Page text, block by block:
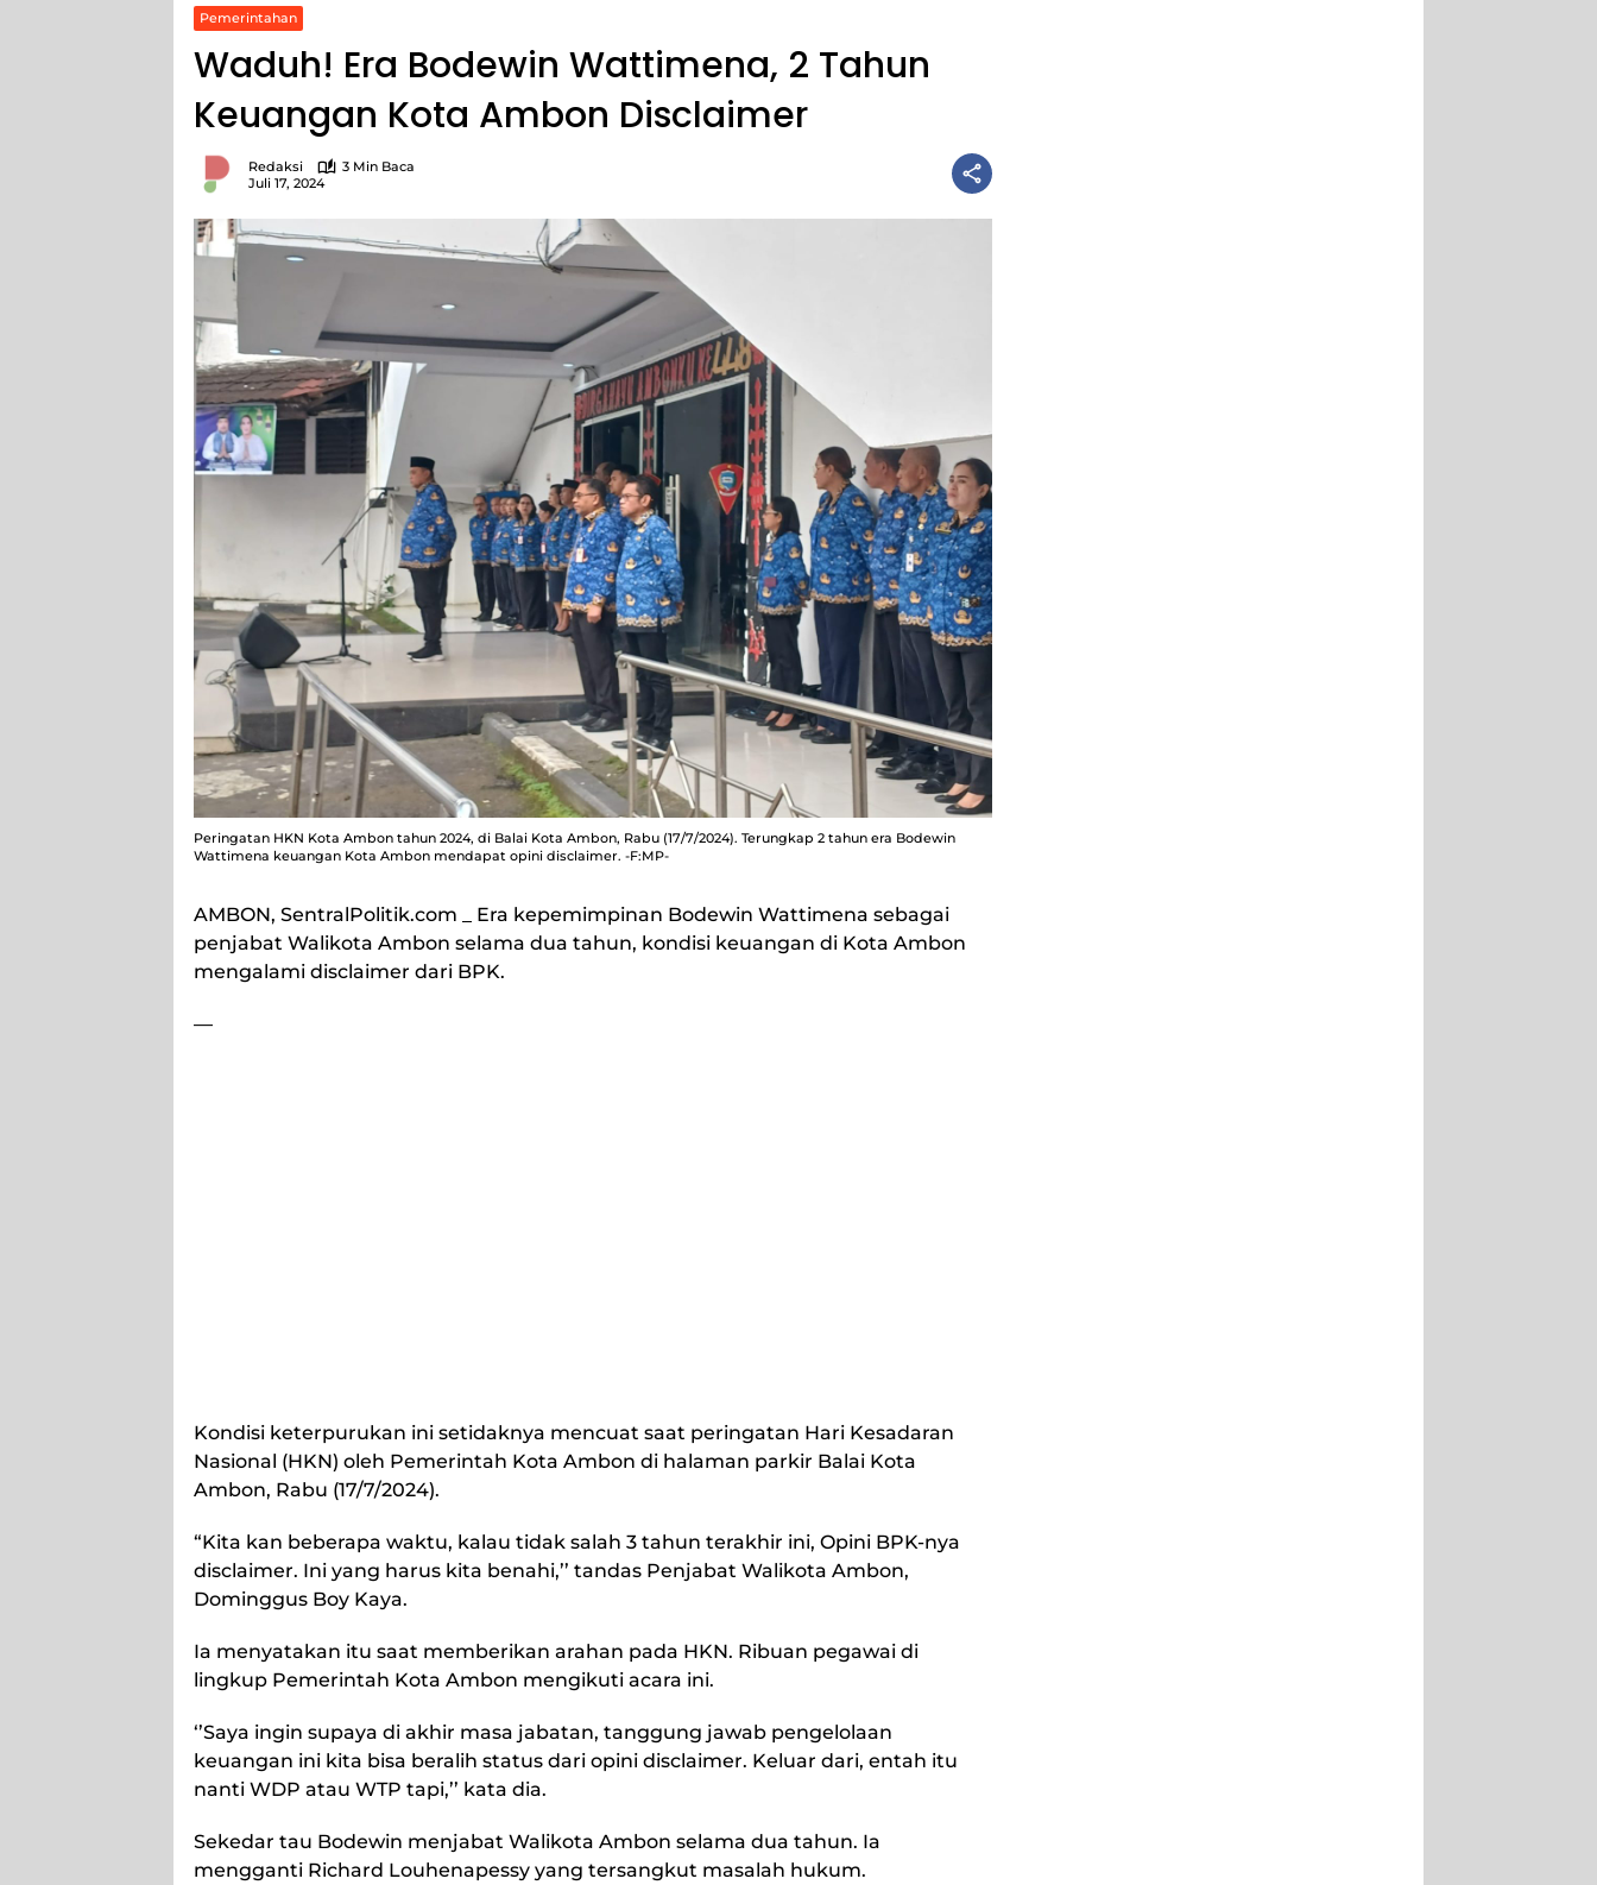
Pemerintahan
Waduh! Era Bodewin Wattimena, 2 Tahun
Keuangan Kota Ambon Disclaimer
Redaksi
3 Min Baca
Juli 17, 2024
Peringatan HKN Kota Ambon tahun 2024, di Balai Kota Ambon, Rabu (17/7/2024). Terungkap 2 tahun era Bodewin
Wattimena keuangan Kota Ambon mendapat opini disclaimer. -F:MP-
AMBON, SentralPolitik.com _ Era kepemimpinan Bodewin Wattimena sebagai
penjabat Walikota Ambon selama dua tahun, kondisi keuangan di Kota Ambon
mengalami disclaimer dari BPK.
—
Kondisi keterpurukan ini setidaknya mencuat saat peringatan Hari Kesadaran
Nasional (HKN) oleh Pemerintah Kota Ambon di halaman parkir Balai Kota
Ambon, Rabu (17/7/2024).
“Kita kan beberapa waktu, kalau tidak salah 3 tahun terakhir ini, Opini BPK-nya
disclaimer. Ini yang harus kita benahi,’’ tandas Penjabat Walikota Ambon,
Dominggus Boy Kaya.
Ia menyatakan itu saat memberikan arahan pada HKN. Ribuan pegawai di
lingkup Pemerintah Kota Ambon mengikuti acara ini.
‘’Saya ingin supaya di akhir masa jabatan, tanggung jawab pengelolaan
keuangan ini kita bisa beralih status dari opini disclaimer. Keluar dari, entah itu
nanti WDP atau WTP tapi,’’ kata dia.
Sekedar tau Bodewin menjabat Walikota Ambon selama dua tahun. Ia
mengganti Richard Louhenapessy yang tersangkut masalah hukum.